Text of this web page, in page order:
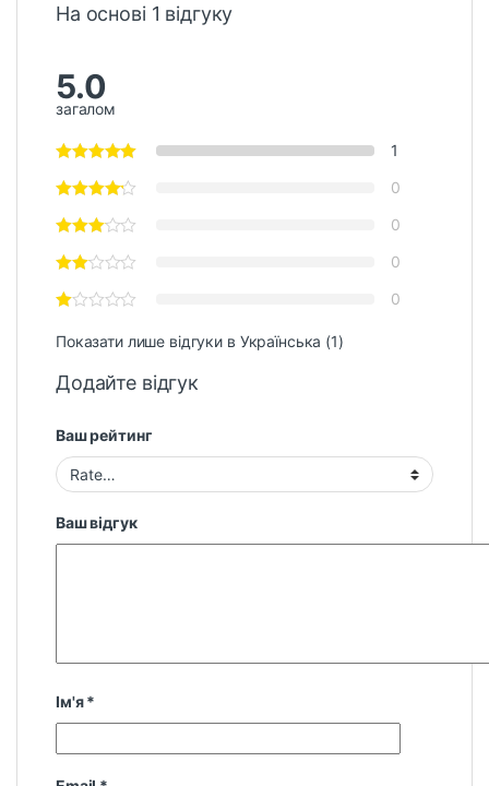
На основі 1 відгуку
5.0
загалом
1
0
0
0
0
Показати лише відгуки в Українська (1)
Додайте відгук
Ваш рейтинг
Ваш відгук
Ім'я*